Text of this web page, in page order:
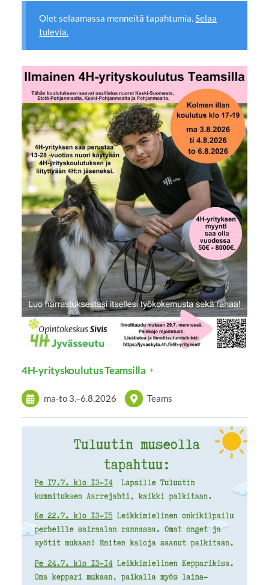
Olet selaamassa menneitä tapahtumia.Selaa
tulevia.
4H-yrityskoulutus Teamsilla
ma-to 3.–6.8.2026 Teams